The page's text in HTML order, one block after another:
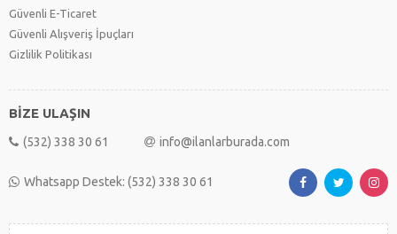
Güvenli E-Ticaret
Güvenli Alışveriş İpuçları
Gizlilik Politikası
BİZE ULAŞIN
(532) 338 30 61 info@ilanlarburada.com
Whatsapp Destek: (532) 338 30 61